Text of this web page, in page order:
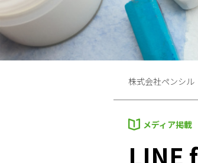
株式会社ペンシル
メディア掲載
LINE